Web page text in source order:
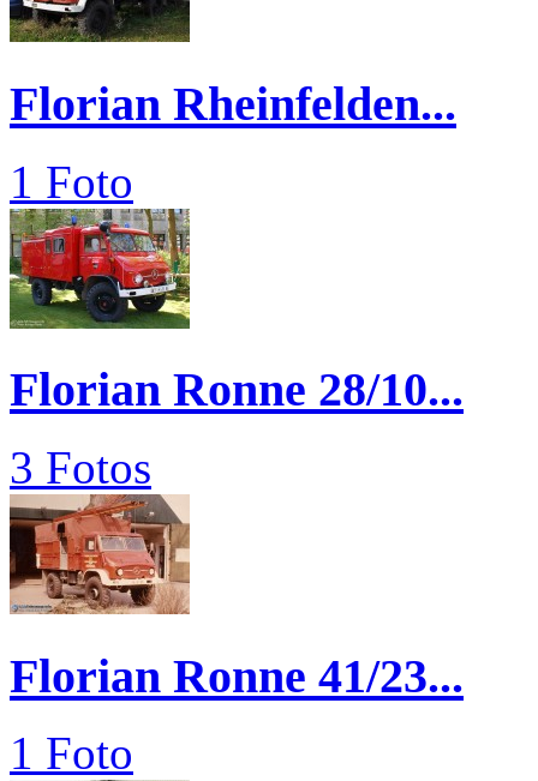
Florian Rheinfelden...
1 Foto
Florian Ronne 28/10...
3 Fotos
Florian Ronne 41/23...
1 Foto